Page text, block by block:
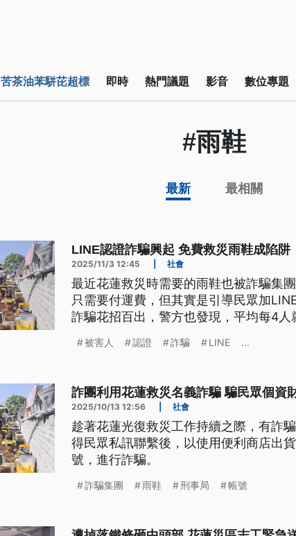
苦茶油苯駢芘超標 即時 熱門議題 影音 數位專題
#雨鞋
最新 最相關
LINE認證詐騙興起 免費救災雨鞋成陷阱
2025/11/3 12:45 社會
最近花蓮救災時需要的雨鞋也被詐騙集
只需要付運費，但其實是引導民眾加
詐騙花招百出，警方也發現，平均每4
被害人 認證 詐騙 LINE ...
詐團利用花蓮救災名義詐騙 騙民眾個資
2025/10/13 12:56 社會
趁著花蓮光復救災工作持續之際，有詐
得民眾私訊聯繫後，以使用便利商店出
號，進行詐騙。
詐騙集團 雨鞋 刑事局 帳號